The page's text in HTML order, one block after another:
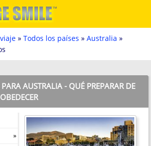
» Todos los países » Australia »
PARA AUSTRALIA - QUÉ PREPARAR DE